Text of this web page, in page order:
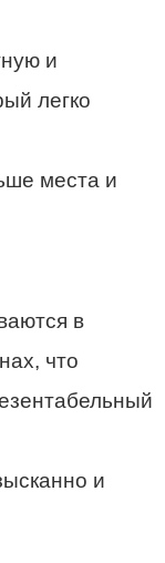
и
легко
места и
в
что
и